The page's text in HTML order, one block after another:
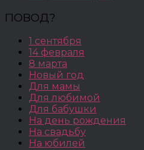
ПОВОД?
1 сентября
14 февраля
8 марта
Новый год
Для мамы
Для любимой
Для бабушки
На день рождения
На свадьбу
На юбилей